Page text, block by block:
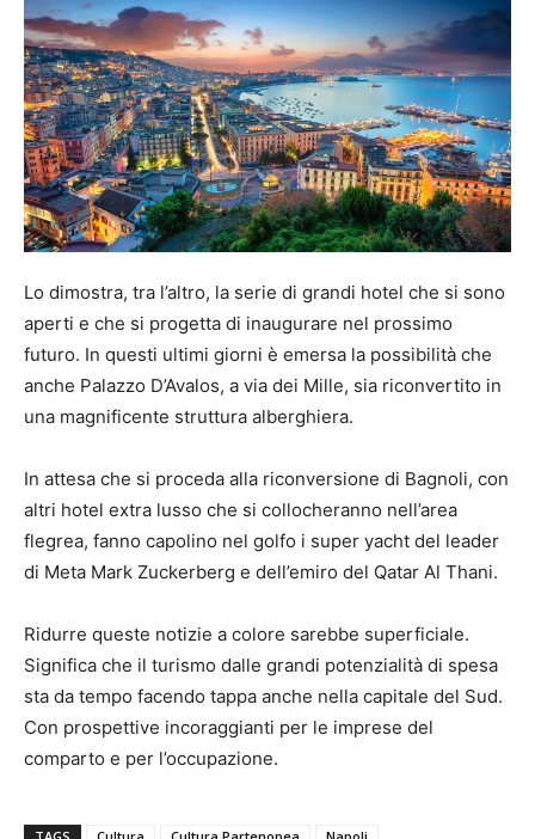
Lo dimostra, tra l’altro, la serie di grandi hotel che si sono
aperti e che si progetta di inaugurare nel prossimo
futuro. In questi ultimi giorni è emersa la possibilità che
anche Palazzo D’Avalos, a via dei Mille, sia riconvertito in
una magnificente struttura alberghiera.
In attesa che si proceda alla riconversione di Bagnoli, con
altri hotel extra lusso che si collocheranno nell’area
flegrea, fanno capolino nel golfo i super yacht del leader
di Meta Mark Zuckerberg e dell’emiro del Qatar Al Thani.
Ridurre queste notizie a colore sarebbe superficiale.
Significa che il turismo dalle grandi potenzialità di spesa
sta da tempo facendo tappa anche nella capitale del Sud.
Con prospettive incoraggianti per le imprese del
comparto e per l’occupazione.